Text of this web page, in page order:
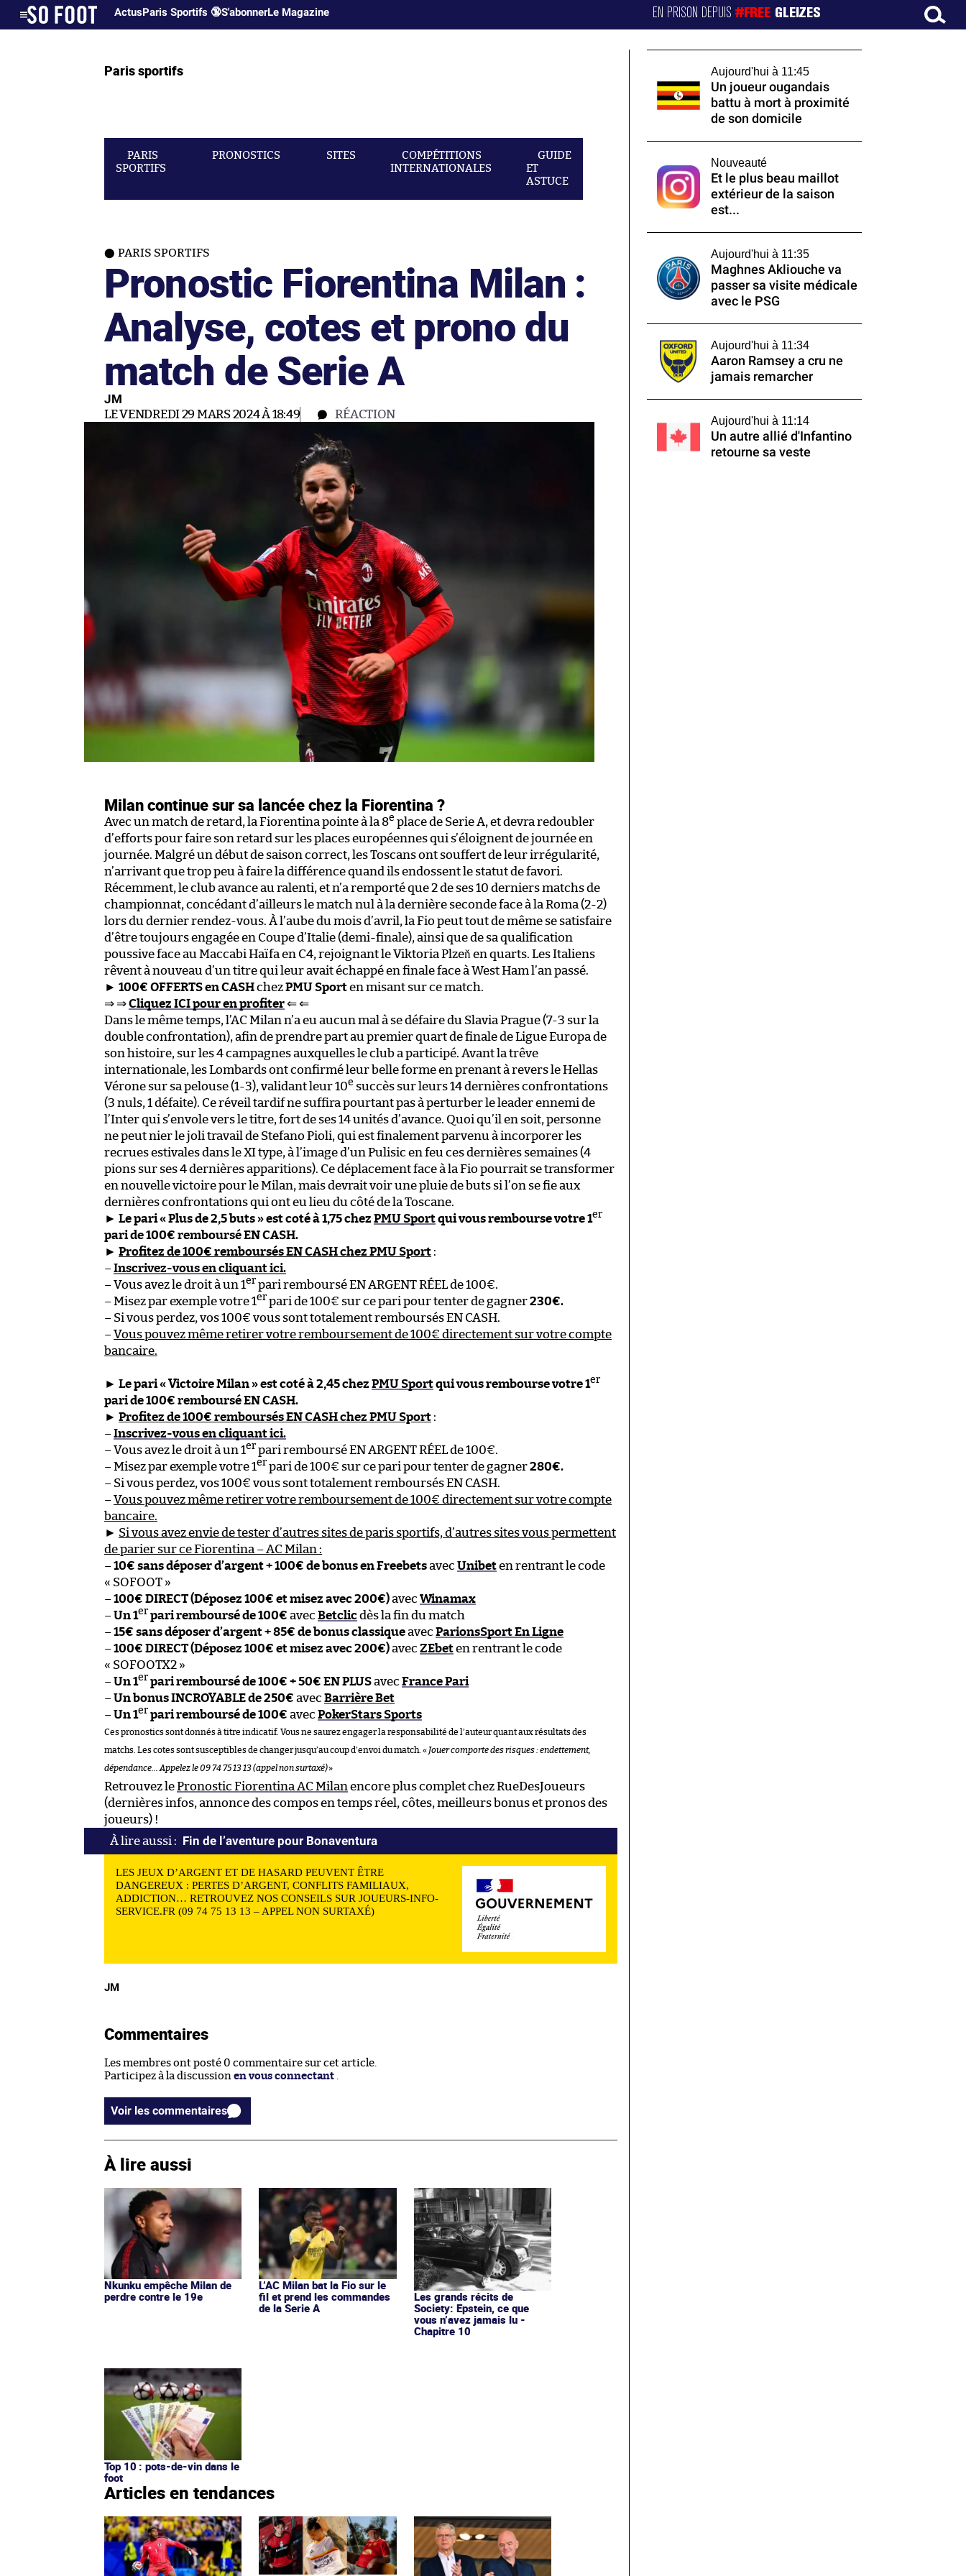
ActusParis Sportifs 🔞S'abonnerLe Magazine EN PRISON DEPUIS#FREE GLEIZES
Paris sportifs
PARIS
SPORTIFS
PRONOSTICS SITES
COMPÉTITIONS
INTERNATIONALES
GUIDE
ET
ASTUCE
PARIS SPORTIFS
Pronostic Fiorentina Milan :
Analyse, cotes et prono du
match de Serie A
JM
LE VENDREDI 29 MARS 2024 À 18:49 RÉACTION
Milan continue sur sa lancée chez la Fiorentina ?
Avec un match de retard, la Fiorentina pointe à la 8e place de Serie A, et devra redoubler
d’efforts pour faire son retard sur les places européennes qui s’éloignent de journée en
journée. Malgré un début de saison correct, les Toscans ont souffert de leur irrégularité,
n’arrivant que trop peu à faire la différence quand ils endossent le statut de favori.
Récemment, le club avance au ralenti, et n’a remporté que 2 de ses 10 derniers matchs de
championnat, concédant d’ailleurs le match nul à la dernière seconde face à la Roma (2-2)
lors du dernier rendez-vous. À l’aube du mois d’avril, la Fio peut tout de même se satisfaire
d’être toujours engagée en Coupe d’Italie (demi-finale), ainsi que de sa qualification
poussive face au Maccabi Haïfa en C4, rejoignant le Viktoria Plzeň en quarts. Les Italiens
rêvent à nouveau d’un titre qui leur avait échappé en finale face à West Ham l’an passé.
► 100€ OFFERTS en CASHchezPMU Sporten misant sur ce match.
⇒ ⇒Cliquez ICI pour en profiter⇐ ⇐
Dans le même temps, l’AC Milan n’a eu aucun mal à se défaire du Slavia Prague (7-3 sur la
double confrontation), afin de prendre part au premier quart de finale de Ligue Europa de
son histoire, sur les 4 campagnes auxquelles le club a participé. Avant la trêve
internationale, les Lombards ont confirmé leur belle forme en prenant à revers le Hellas
Vérone sur sa pelouse (1-3), validant leur 10e succès sur leurs 14 dernières confrontations
(3 nuls, 1 défaite). Ce réveil tardif ne suffira pourtant pas à perturber le leader ennemi de
l’Inter qui s’envole vers le titre, fort de ses 14 unités d’avance. Quoi qu’il en soit, personne
ne peut nier le joli travail de Stefano Pioli, qui est finalement parvenu à incorporer les
recrues estivales dans le XI type, à l’image d’un Pulisic en feu ces dernières semaines (4
pions sur ses 4 dernières apparitions). Ce déplacement face à la Fio pourrait se transformer
en nouvelle victoire pour le Milan, mais devrait voir une pluie de buts si l’on se fie aux
dernières confrontations qui ont eu lieu du côté de la Toscane.
► Le pari « Plus de 2,5 buts » est coté à 1,75 chez PMU Sportqui vous rembourse votre 1er
pari de 100€ remboursé EN CASH.
► Profitez de 100€ remboursés EN CASH chez PMU Sport :
–Inscrivez-vous en cliquant ici.
– Vous avez le droit à un 1er pari remboursé EN ARGENT RÉEL de 100€.
– Misez par exemple votre 1er pari de 100€ sur ce pari pour tenter de gagner230€.
– Si vous perdez, vos 100€ vous sont totalement remboursés EN CASH.
–Vous pouvez même retirer votre remboursement de 100€ directement sur votre compte
bancaire.
► Le pari « Victoire Milan » est coté à 2,45 chez PMU Sportqui vous rembourse votre 1er
pari de 100€ remboursé EN CASH.
► Profitez de 100€ remboursés EN CASH chez PMU Sport :
–Inscrivez-vous en cliquant ici.
– Vous avez le droit à un 1er pari remboursé EN ARGENT RÉEL de 100€.
– Misez par exemple votre 1er pari de 100€ sur ce pari pour tenter de gagner280€.
– Si vous perdez, vos 100€ vous sont totalement remboursés EN CASH.
–Vous pouvez même retirer votre remboursement de 100€ directement sur votre compte
bancaire.
► Si vous avez envie de tester d’autres sites de paris sportifs, d’autres sites vous permettent
de parier sur ce Fiorentina – AC Milan :
–10€ sans déposer d’argent + 100€ de bonus en Freebetsavec Unibeten rentrant le code
« SOFOOT »
–100€ DIRECT (Déposez 100€ et misez avec 200€)avec Winamax
–Un 1er pari remboursé de 100€ avec Betclicdès la fin du match
–15€ sans déposer d’argent + 85€ de bonus classiqueavec ParionsSport En Ligne
–100€ DIRECT (Déposez 100€ et misez avec 200€)avec ZEbeten rentrant le code
« SOFOOTX2 »
–Un 1er pari remboursé de 100€ + 50€ EN PLUSavec France Pari
–Un bonus INCROYABLE de 250€ avec Barrière Bet
–Un 1er pari remboursé de 100€ avec PokerStars Sports
Ces pronostics sont donnés à titre indicatif. Vous ne saurez engager la responsabilité de l’auteur quant aux résultats des
matchs. Les cotes sont susceptibles de changer jusqu’au coup d’envoi du match. « Jouer comporte des risques : endettement,
dépendance… Appelez le 09 74 75 13 13 (appel non surtaxé)»
Retrouvez lePronostic Fiorentina AC Milan encore plus complet chez RueDesJoueurs
(dernières infos, annonce des compos en temps réel, côtes, meilleurs bonus et pronos des
joueurs) !
Fin de l’aventure pour Bonaventura
LES JEUX D’ARGENT ET DE HASARD PEUVENT ÊTRE
DANGEREUX : PERTES D’ARGENT, CONFLITS FAMILIAUX,
ADDICTION… RETROUVEZ NOS CONSEILS SUR JOUEURS-INFO-
SERVICE.FR (09 74 75 13 13 – APPEL NON SURTAXÉ)
JM
Commentaires
Les membres ont posté 0 commentaire sur cet article.
Participez à la discussion en vous connectant
Voir les commentaires
À lire aussi
Nkunku empêche Milan de
perdre contre le 19e
L’AC Milan bat la Fio sur le
fil et prend les commandes
de la Serie A
Les grands récits de
Society: Epstein, ce que
vous n’avez jamais lu -
Chapitre 10
Top 10 : pots-de-vin dans le
foot
Articles en tendances
Aujourd'hui à 11:45
Un joueur ougandais
battu à mort à proximité
de son domicile
Nouveauté
Et le plus beau maillot
extérieur de la saison
est...
Aujourd'hui à 11:35
Maghnes Akliouche va
passer sa visite médicale
avec le PSG
Aujourd'hui à 11:34
Aaron Ramsey a cru ne
jamais remarcher
Aujourd'hui à 11:14
Un autre allié d'Infantino
retourne sa veste